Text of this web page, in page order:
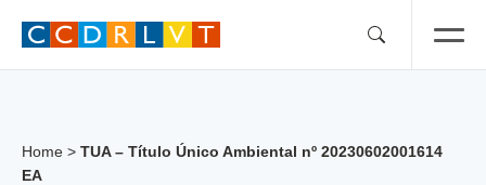
Home > TUA – Título Único Ambiental nº 20230602001614
EA